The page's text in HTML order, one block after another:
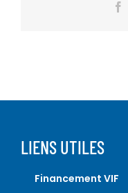
LIENS UTILES
Financement VIF